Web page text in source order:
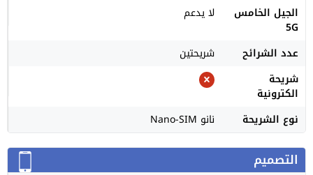
الجيل الخامس
5G
لا يدعم
عدد الشرائح
شريحتين
شريحة
الكترونية
نوع الشريحة
نانو Nano-SIM
التصميم